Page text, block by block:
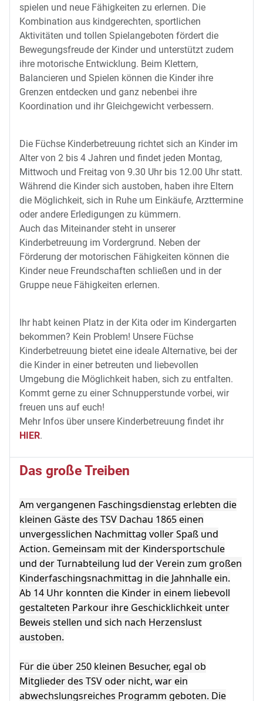
spielen und neue Fähigkeiten zu erlernen. Die
Kombination aus kindgerechten, sportlichen
Aktivitäten und tollen Spielangeboten fördert die
Bewegungsfreude der Kinder und unterstützt zudem
ihre motorische Entwicklung. Beim Klettern,
Balancieren und Spielen können die Kinder ihre
Grenzen entdecken und ganz nebenbei ihre
Koordination und ihr Gleichgewicht verbessern.
Die Füchse Kinderbetreuung richtet sich an Kinder im
Alter von 2 bis 4 Jahren und findet jeden Montag,
Mittwoch und Freitag von 9.30 Uhr bis 12.00 Uhr statt.
Während die Kinder sich austoben, haben ihre Eltern
die Möglichkeit, sich in Ruhe um Einkäufe, Arzttermine
oder andere Erledigungen zu kümmern.
Auch das Miteinander steht in unserer
Kinderbetreuung im Vordergrund. Neben der
Förderung der motorischen Fähigkeiten können die
Kinder neue Freundschaften schließen und in der
Gruppe neue Fähigkeiten erlernen.
Ihr habt keinen Platz in der Kita oder im Kindergarten
bekommen? Kein Problem! Unsere Füchse
Kinderbetreuung bietet eine ideale Alternative, bei der
die Kinder in einer betreuten und liebevollen
Umgebung die Möglichkeit haben, sich zu entfalten.
Kommt gerne zu einer Schnupperstunde vorbei, wir
freuen uns auf euch!
Mehr Infos über unsere Kinderbetreuung findet ihr
HIER.
Das große Treiben
Am vergangenen Faschingsdienstag erlebten die
kleinen Gäste des TSV Dachau 1865 einen
unvergesslichen Nachmittag voller Spaß und
Action. Gemeinsam mit der Kindersportschule
und der Turnabteilung lud der Verein zum großen
Kinderfaschingsnachmittag in die Jahnhalle ein.
Ab 14 Uhr konnten die Kinder in einem liebevoll
gestalteten Parkour ihre Geschicklichkeit unter
Beweis stellen und sich nach Herzenslust
austoben.
Für die über 250 kleinen Besucher, egal ob
Mitglieder des TSV oder nicht, war ein
abwechslungsreiches Programm geboten. Die